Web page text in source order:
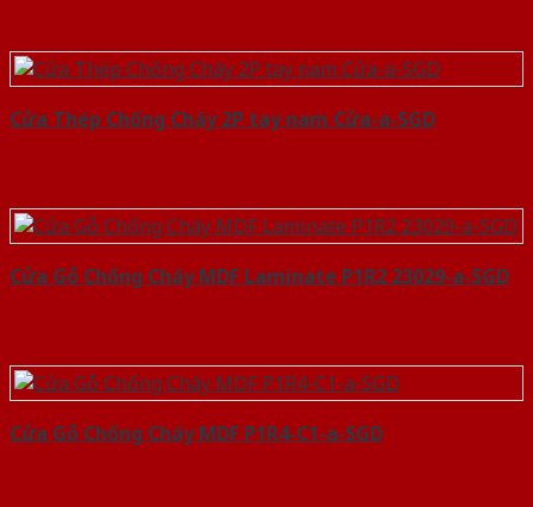
Cửa Thép Chống Cháy 2P tay nam Cửa-a-SGD
Cửa Gỗ Chống Cháy MDF Laminate P1R2 23029-a-SGD
Cửa Gỗ Chống Cháy MDF P1R4-C1-a-SGD